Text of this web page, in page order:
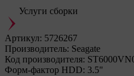
Услуги сборки
Артикул: 5726267
Производитель: Seagate
Код производителя:
Форм-фактор HDD: 3.5"